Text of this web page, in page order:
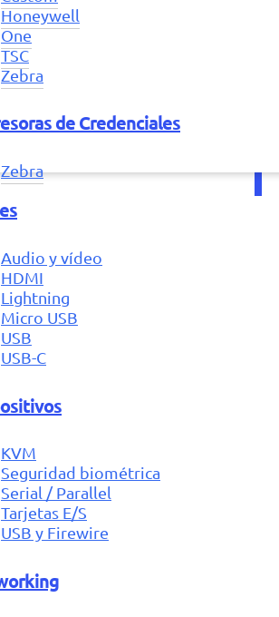
Honeywell
One
TSC
Zebra
de Credenciales
Zebra
Audio y vídeo
HDMI
Lightning
Micro USB
USB
USB-C
KVM
Seguridad biométrica
Serial / Parallel
Tarjetas E/S
USB y Firewire